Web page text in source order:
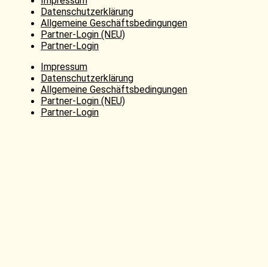
Datenschutzerklärung
Allgemeine Geschäftsbedingungen
Partner-Login (NEU)
Partner-Login
Impressum
Datenschutzerklärung
Allgemeine Geschäftsbedingungen
Partner-Login (NEU)
Partner-Login